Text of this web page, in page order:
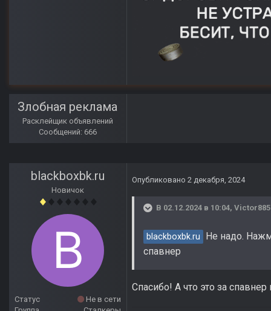
Злобная реклама
Расклейщик объявлений
Сообщений: 666
blackboxbk.ru
Новичок
Статус
Не в сети
Опубликовано 2 декабря, 2024
В 02.12.2024 в 10:04,
blackboxbk.ru
Не надо.
спавнер
Спасибо! А что это за